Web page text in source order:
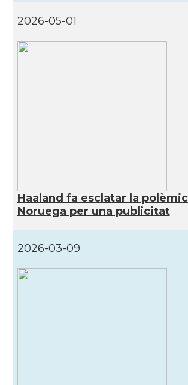
2026-05-01
Haaland fa esclatar la
Noruega per una publicitat
2026-03-09